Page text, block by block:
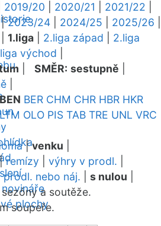
novináře
plochy
2019/20 2020/21 2021/22
2023/24 2024/25 2025/26
1.liga 2.liga západ
2.liga
východ
SMĚR: sestupně
BEN BER CHM CHR HBR HKR
LTM OLO PIS TAB TRE UNL VRC
|venku
remízy výhry v prodl.
prodl. nebo náj. s nulou
a soutěže.
soupeře.